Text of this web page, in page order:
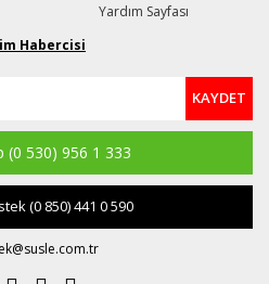
Yardım Sayfası
Habercisi
KAYDET
(0 530) 956 1 333
(0 850) 441 0 590